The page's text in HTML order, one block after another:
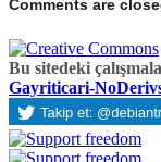
Comments are
Bu sitedeki
Gayriticari-